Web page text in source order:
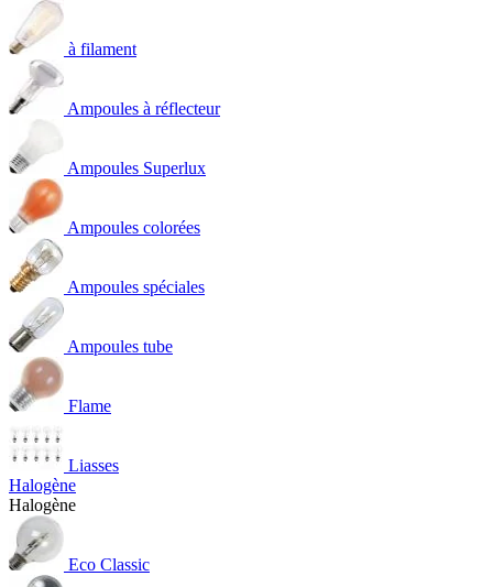
à filament
Ampoules à réflecteur
Ampoules Superlux
Ampoules colorées
Ampoules spéciales
Ampoules tube
Flame
Liasses
Halogène
Halogène
Eco Classic